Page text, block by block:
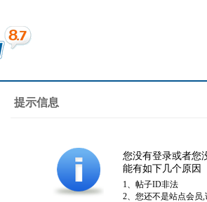
提示信息
您没有登录或者您
能有如下几个原因
1、帖子ID非法
2、您还不是站点会员